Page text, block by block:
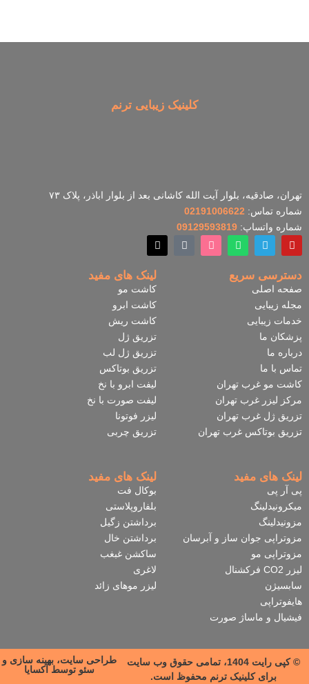
کلینیک زیبایی ترنم
تهران، صادقیه، بلوار آیت الله کاشانی بعد از بلوار اباذر، پلاک ۷۳
شماره تماس: 02191006622
شماره واتساپ: 09129593819
X
w
i
t
t
e
r
دسترسی سریع
صفحه اصلی
مجله زیبایی
خدمات زیبایی
پزشکان ما
درباره ما
تماس با ما
کاشت مو غرب تهران
مرکز لیزر غرب تهران
تزریق ژل غرب تهران
تزریق بوتاکس غرب تهران
لینک های مفید
کاشت مو
کاشت ابرو
کاشت ریش
تزریق ژل
تزریق ژل لب
تزریق بوتاکس
لیفت ابرو با نخ
لیفت صورت با نخ
لیزر فوتونا
تزریق چربی
لینک های مفید
پی آر پی
میکرونیدلینگ
مزونیدلینگ
مزوتراپی جوان ساز و آبرسان
مزوتراپی مو
لیزر CO2 فرکشنال
سابسیژن
هایفوتراپی
فیشیال و ماساژ صورت
لینک های مفید
بوکال فت
بلفاروپلاستی
برداشتن زگیل
برداشتن خال
ساکشن غبغب
لاغری
لیزر موهای زائد
© کپی رایت 1404، تمامی حقوق وب سایت
برای کلینیک ترنم محفوظ است.
طراحی سایت، بهینه سازی و
سئو توسط آکسایا